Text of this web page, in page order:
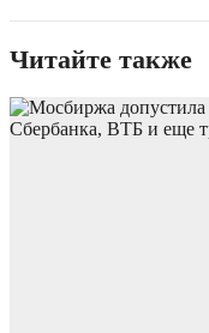
Читайте также